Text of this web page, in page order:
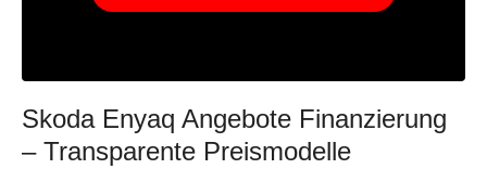
Skoda Enyaq Angebote Finanzierung
– Transparente Preismodelle